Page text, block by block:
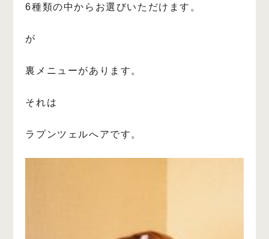
6種類の中からお選びいただけます。
が
裏メニューがあります。
それは
ラプンツェルへアです。